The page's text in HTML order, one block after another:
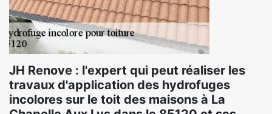
JH Renove : l'expert qui peut réaliser les
travaux d'application des hydrofuges
incolores sur le toit des maisons à La